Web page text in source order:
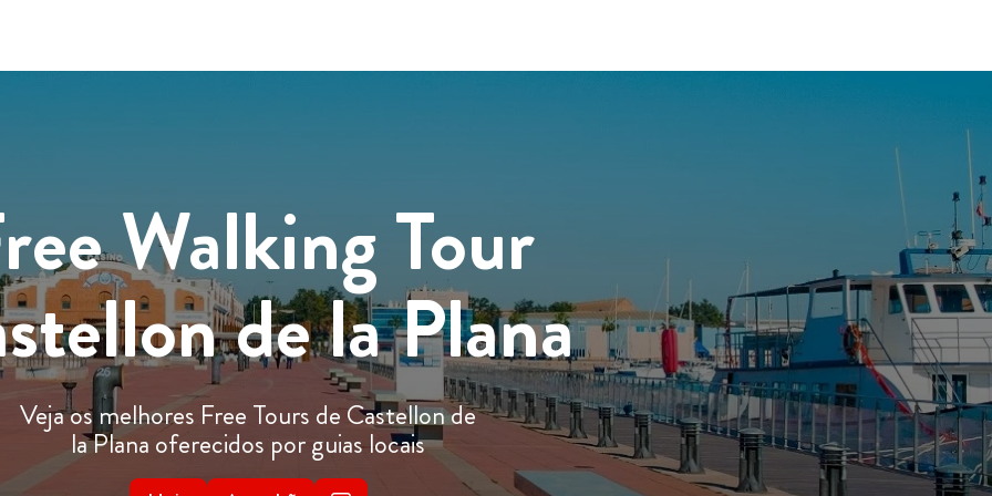
Walking Tour
de la Plana
Veja os melhores Free Tours de Castellon de
la Plana oferecidos por guias locais